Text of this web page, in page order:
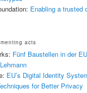
Enabling a trusted
acts
Fünf Baustellen in der
EU’s Digital Identity
for Better Privacy